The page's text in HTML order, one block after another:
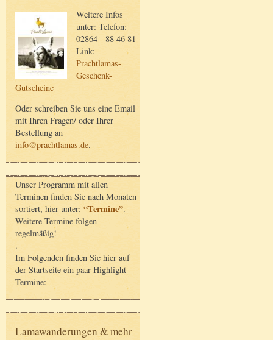
Weitere Infos
unter: Telefon:
02864 - 88 46 81
Link:
Prachtlamas-
Geschenk-
Gutscheine
Oder schreiben Sie uns eine Email
mit Ihren Fragen/ oder Ihrer
Bestellung an
info@prachtlamas.de.
Unser Programm mit allen
Terminen finden Sie nach Monaten
sortiert, hier unter: “Termine”.
Weitere Termine folgen
regelmäßig!
.
Im Folgenden finden Sie hier auf
der Startseite ein paar Highlight-
Termine:
Lamawanderungen & mehr